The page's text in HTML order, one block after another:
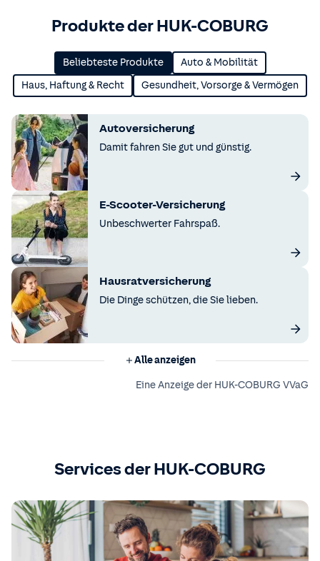
Produkte der HUK-COBURG
Beliebteste Produkte Auto & Mobilität
Haus, Haftung & Recht Gesundheit, Vorsorge & Vermögen
Autoversicherung
Damit fahren Sie gut und günstig.
E-Scooter-Versicherung
Unbeschwerter Fahrspaß.
Hausratversicherung
Die Dinge schützen, die Sie lieben.
Alle anzeigen
Eine Anzeige der HUK-COBURG VVaG
Services der HUK-COBURG